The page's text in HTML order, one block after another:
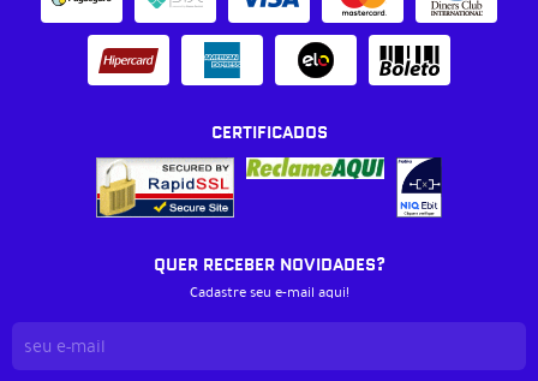
CERTIFICADOS
QUER RECEBER NOVIDADES?
Cadastre seu e-mail aqui!